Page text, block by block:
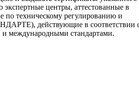
экспертные центры, аттестованные в
по техническому регулированию и
действующие в соответствии
и международными стандартами.